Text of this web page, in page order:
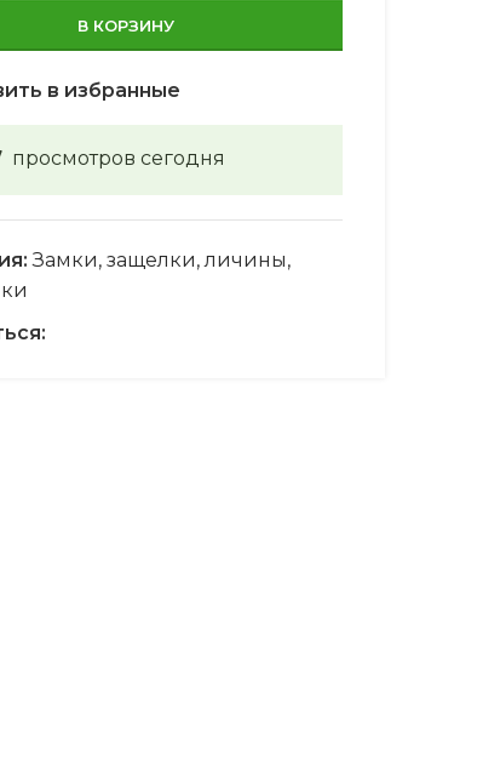
В КОРЗИНУ
в избранные
просмотров сегодня
Замки, защелки, личины,